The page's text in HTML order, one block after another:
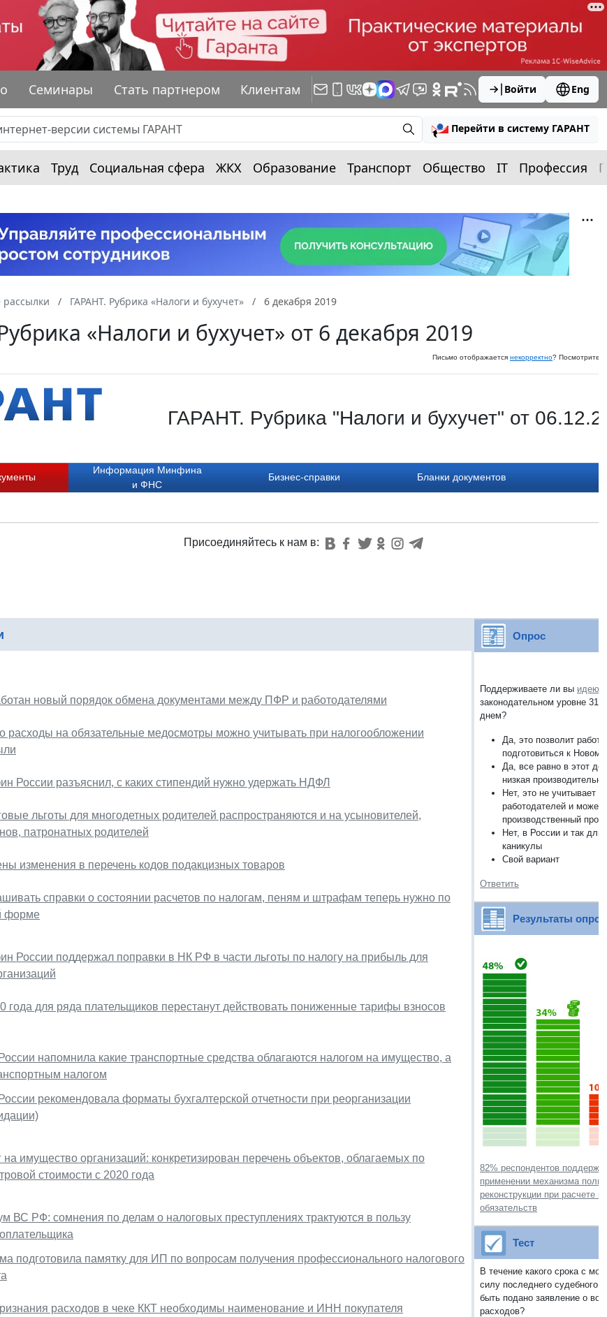
Семинары Стать партнером Клиентам Войти Eng
Перейти в систему ГАРАНТ
Труд Социальная сфера ЖКХ Образование Транспорт Общество IT Профессия
ГАРАНТ. Рубрика «Налоги и бухучет» 6 декабря 2019
«Налоги и бухучет» от 6 декабря 2019
Письмо отображается некорректно? Посмотрите
ГАРАНТ. Рубрика "Налоги и бухучет" от
Информация Минфина
и ФНС
Бизнес-справки Бланки документов
Присоединяйтесь к нам в:
новый порядок обмена документами между ПФР и работодателями
расходы на обязательные медосмотры можно учитывать при налогообложении
России разъяснил, с каких стипендий нужно удержать НДФЛ
льготы для многодетных родителей распространяются и на усыновителей,
патронатных родителей
изменения в перечень кодов подакцизных товаров
справки о состоянии расчетов по налогам, пеням и штрафам теперь нужно по
форме
России поддержал поправки в НК РФ в части льготы по налогу на прибыль для
года для ряда плательщиков перестанут действовать пониженные тарифы взносов
напомнила какие транспортные средства облагаются налогом на имущество, а
налогом
рекомендовала форматы бухгалтерской отчетности при реорганизации
на имущество организаций: конкретизирован перечень объектов, облагаемых по
стоимости с 2020 года
ВС РФ: сомнения по делам о налоговых преступлениях трактуются в пользу
подготовила памятку для ИП по вопросам получения профессионального налогового
расходов в чеке ККТ необходимы наименование и ИНН покупателя
Опрос
Поддерживаете ли вы идею
законодательном уровне 31
днем?
Да, это позволит
подготовиться к
Да, все равно в этот
низкая
Нет, это не учитывает
работодателей и может
производственный
Нет, в России и так
каникулы
Свой вариант
Ответить
Результаты
82% респондентов
применении механизма
реконструкции при расчете
обязательств
Тест
В течение какого срока с
силу последнего судебного
быть подано заявление о
расходов?